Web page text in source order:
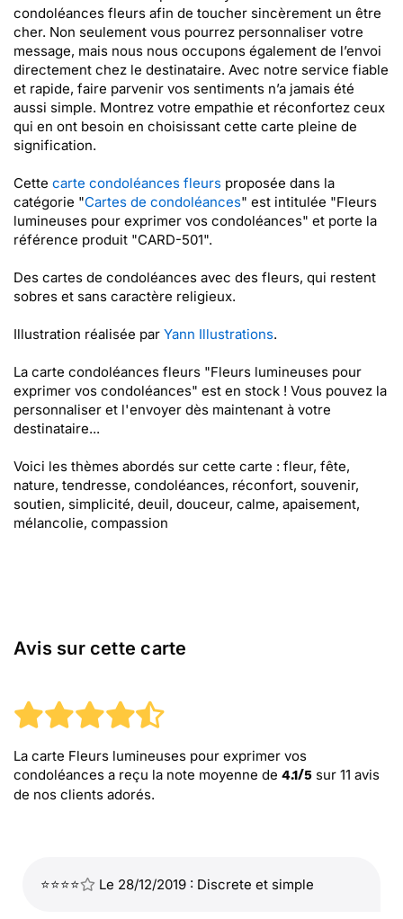
condoléances fleurs afin de toucher sincèrement un être
cher. Non seulement vous pourrez personnaliser votre
message, mais nous nous occupons également de l’envoi
directement chez le destinataire. Avec notre service fiable
et rapide, faire parvenir vos sentiments n’a jamais été
aussi simple. Montrez votre empathie et réconfortez ceux
qui en ont besoin en choisissant cette carte pleine de
signification.
Cette carte condoléances fleurs proposée dans la
catégorie "Cartes de condoléances" est intitulée "Fleurs
lumineuses pour exprimer vos condoléances" et porte la
référence produit "CARD-501".
Des cartes de condoléances avec des fleurs, qui restent
sobres et sans caractère religieux.
Illustration réalisée par Yann Illustrations.
La carte condoléances fleurs "Fleurs lumineuses pour
exprimer vos condoléances" est en stock ! Vous pouvez la
personnaliser et l'envoyer dès maintenant à votre
destinataire...
Voici les thèmes abordés sur cette carte : fleur, fête,
nature, tendresse, condoléances, réconfort, souvenir,
soutien, simplicité, deuil, douceur, calme, apaisement,
mélancolie, compassion
Avis sur cette carte
La carte Fleurs lumineuses pour exprimer vos
condoléances a reçu la note moyenne de 4.1/5 sur 11 avis
de nos clients adorés.
⭐⭐⭐⭐ Le 28/12/2019 : Discrete et simple